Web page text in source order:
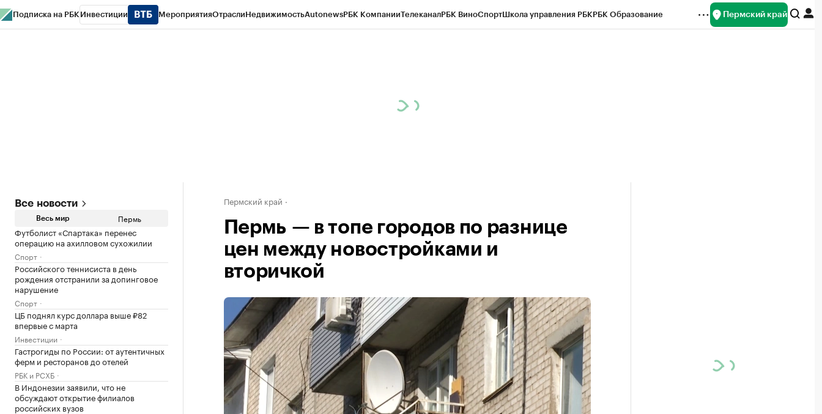
Подписка на РБК Инвестиции МероприятияОтраслиНедвижимостьAutonewsРБК КомпанииТелеканалРБК ВиноСпортШкола управления РБКРБК Образование Пермский край
Все новости
Весь мир Пермь
Футболист «Спартака» перенес
операцию на ахилловом сухожилии
Спорт
Российского теннисиста в день
рождения отстранили за допинговое
нарушение
Спорт
ЦБ поднял курс доллара выше ₽82
впервые с марта
Инвестиции
Гастрогиды по России: от аутентичных
ферм и ресторанов до отелей
РБК и РСХБ
В Индонезии заявили, что не
обсуждают открытие филиалов
российских вузов
Пермский край
Пермь — в топе городов по разнице
цен между новостройками и
вторичкой